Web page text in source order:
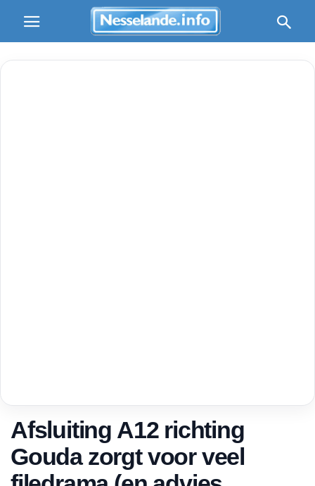
Afsluiting A12 richting
Gouda zorgt voor veel